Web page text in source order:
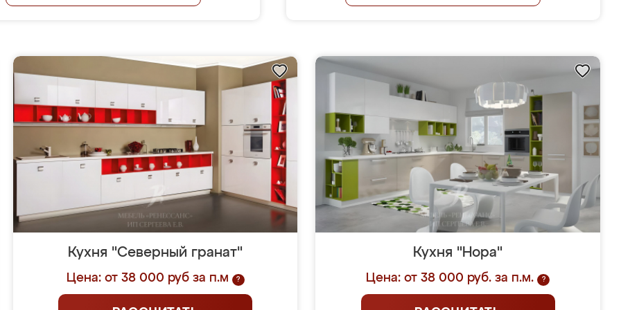
Кухня "Северный гранат"
Цена: от 38 000 руб за п.м ?
Кухня "Нора"
Цена: от 38 000 руб. за п.м. ?